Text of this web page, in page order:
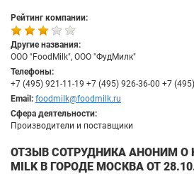
Рейтинг компании:
Другие названия:
ООО "FoodMilk", ООО "ФудМилк"
Телефоны:
+7 (495) 921-11-19 +7 (495) 926-36-00 +7
Email: foodmilk@foodmilk.ru
Сфера деятельности:
Производители и поставщики
ОТЗЫВ СОТРУДНИКА АНОНИМ О
MILK В ГОРОДЕ МОСКВА ОТ